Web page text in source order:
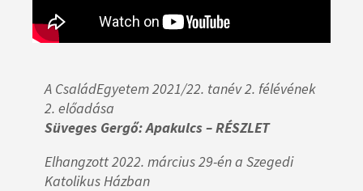
A CsaládEgyetem 2021/22. tanév 2. félévének
2. előadása
Süveges Gergő: Apakulcs – RÉSZLET
Elhangzott 2022. március 29-én a Szegedi
Katolikus Házban